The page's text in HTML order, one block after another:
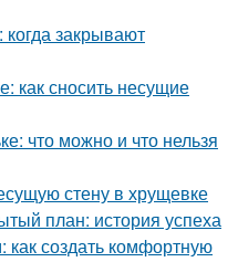
закрывают
как сносить несущие
что можно и что нельзя
стену в хрущевке
план: история успеха
создать комфортную